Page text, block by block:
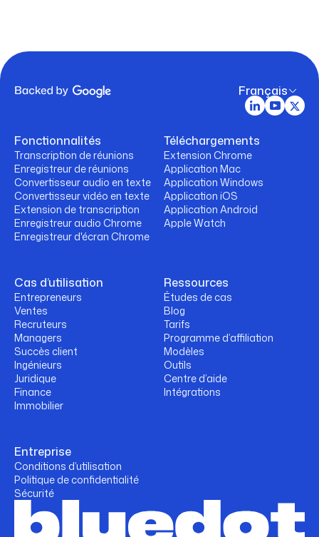
Français
Fonctionnalités
Transcription de réunions
Enregistreur de réunions
Convertisseur audio en texte
Convertisseur vidéo en texte
Extension de transcription
Enregistreur audio Chrome
Enregistreur d'écran Chrome
Téléchargements
Extension Chrome
Application Mac
Application Windows
Application iOS
Application Android
Apple Watch
Cas d’utilisation
Entrepreneurs
Ventes
Recruteurs
Managers
Succès client
Ingénieurs
Juridique
Finance
Immobilier
Ressources
Études de cas
Blog
Tarifs
Programme d’affiliation
Modèles
Outils
Centre d’aide
Intégrations
Entreprise
Conditions d’utilisation
Politique de confidentialité
Sécurité